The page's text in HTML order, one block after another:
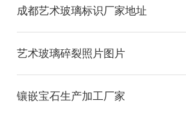
成都艺术玻璃标识厂家地址
艺术玻璃碎裂照片图片
镶嵌宝石生产加工厂家